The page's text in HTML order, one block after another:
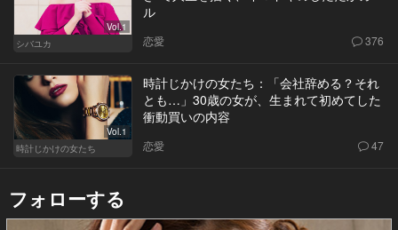
Vol.1
シバユカ
ル
恋愛 376
Vol.1
時計じかけの女たち
時計じかけの女たち：「会社辞める？それ
とも…」30歳の女が、生まれて初めてした
衝動買いの内容
恋愛 47
フォローする